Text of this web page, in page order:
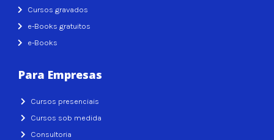
Cursos gravados
e-Books gratuitos
e-Books
Para Empresas
Cursos presenciais
Cursos sob medida
Consultoria